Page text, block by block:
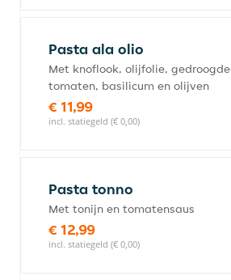
Pasta ala olio
Met knoflook, olijfolie, gedroogde
tomaten, basilicum en olijven
€ 11,99
incl. statiegeld (€ 0,00)
Pasta tonno
Met tonijn en tomatensaus
€ 12,99
incl. statiegeld (€ 0,00)